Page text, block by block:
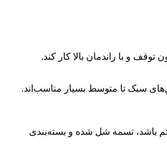
و با راندمان بالا کار کند.
سبک تا متوسط بسیار مناسب‌اند.
باشد، تسمه شل شده و بسته‌بندی